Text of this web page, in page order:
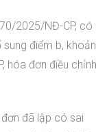
2025/NĐ-CP, có
điểm b, khoản
hóa đơn điều chỉnh
đã lập có sai